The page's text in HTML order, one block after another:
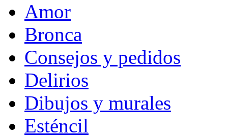
Amor
Bronca
Consejos y pedidos
Delirios
Dibujos y murales
Esténcil